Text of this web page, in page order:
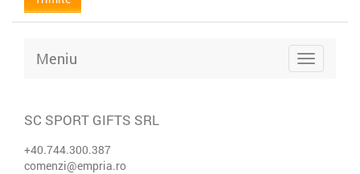
Meniu
SC SPORT GIFTS SRL
+40.744.300.387
comenzi@empria.ro